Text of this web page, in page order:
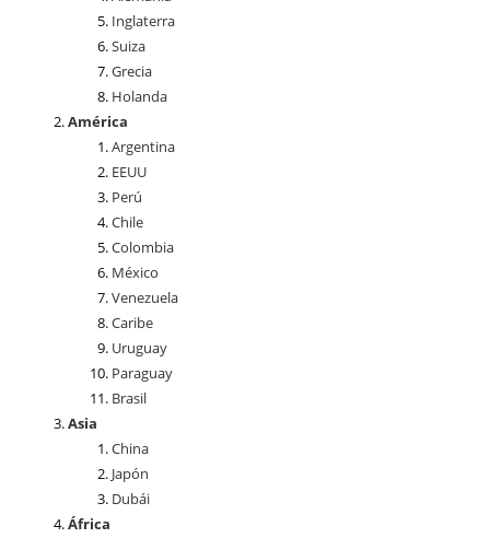
Inglaterra
Suiza
Grecia
Holanda
América
Argentina
EEUU
Perú
Chile
Colombia
México
Venezuela
Caribe
Uruguay
Paraguay
Brasil
Asia
China
Japón
Dubái
África